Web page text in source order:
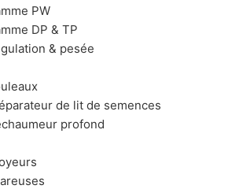
PW
DP & TP
& pesée
de lit de semences
profond